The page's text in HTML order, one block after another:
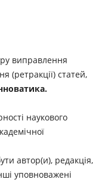
виправлення
(ретракції) статей,
наукового
автор(и), редакція,
уповноважені